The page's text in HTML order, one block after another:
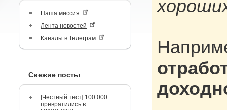
Наша миссия
Лента новостей
Каналы в Телеграм
Свежие посты
[Честный тест] 100 000
превратились в